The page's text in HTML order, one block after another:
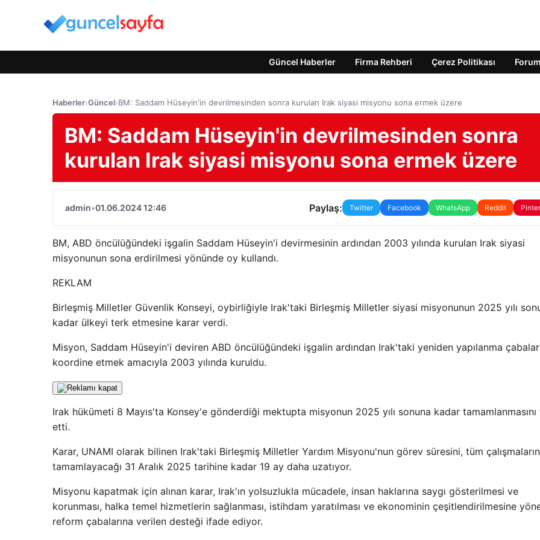
Güncel Haberler Firma Rehberi Çerez Politikası Forum
Haberler›Güncel›BM: Saddam Hüseyin'in devrilmesinden sonra kurulan Irak siyasi misyonu sona ermek üzere
BM: Saddam Hüseyin'in devrilmesinden sonra
kurulan Irak siyasi misyonu sona ermek üzere
admin•01.06.2024 12:46 Paylaş: Twitter Facebook WhatsApp Reddit
BM, ABD öncülüğündeki işgalin Saddam Hüseyin'i devirmesinin ardından 2003 yılında kurulan Irak siyasi
misyonunun sona erdirilmesi yönünde oy kullandı.
REKLAM
Birleşmiş Milletler Güvenlik Konseyi, oybirliğiyle Irak'taki Birleşmiş Milletler siyasi misyonunun 2025 yılı
kadar ülkeyi terk etmesine karar verdi.
Misyon, Saddam Hüseyin'i deviren ABD öncülüğündeki işgalin ardından Irak'taki yeniden yapılanma
koordine etmek amacıyla 2003 yılında kuruldu.
Irak hükümeti 8 Mayıs'ta Konsey'e gönderdiği mektupta misyonun 2025 yılı sonuna kadar tamamlanmasını
etti.
Karar, UNAMI olarak bilinen Irak'taki Birleşmiş Milletler Yardım Misyonu'nun görev süresini, tüm
tamamlayacağı 31 Aralık 2025 tarihine kadar 19 ay daha uzatıyor.
Misyonu kapatmak için alınan karar, Irak'ın yolsuzlukla mücadele, insan haklarına saygı gösterilmesi ve
korunması, halka temel hizmetlerin sağlanması, istihdam yaratılması ve ekonominin çeşitlendirilmesine
reform çabalarına verilen desteği ifade ediyor.